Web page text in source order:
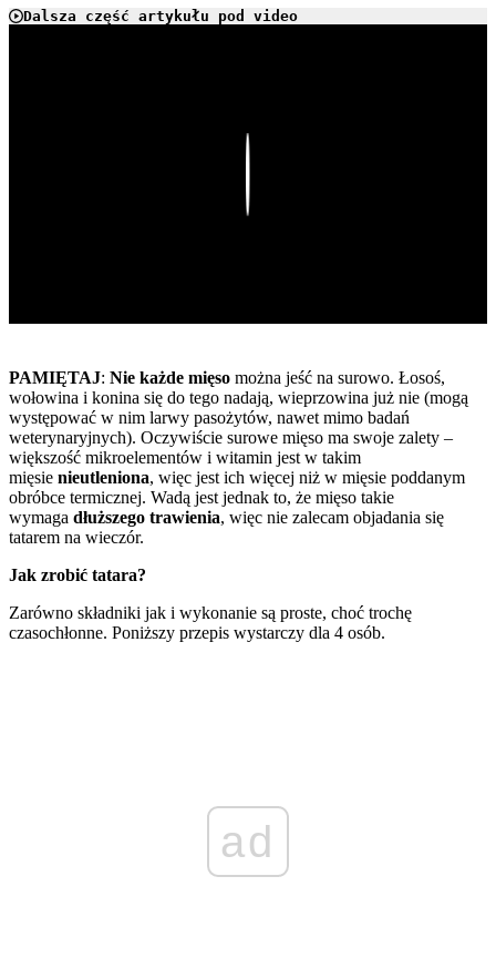
Dalsza część artykułu pod video
PAMIĘTAJ: Nie każde mięso można jeść na surowo. Łosoś,
wołowina i konina się do tego nadają, wieprzowina już nie (mogą
występować w nim larwy pasożytów, nawet mimo badań
weterynaryjnych). Oczywiście surowe mięso ma swoje zalety –
większość mikroelementów i witamin jest w takim
mięsie nieutleniona, więc jest ich więcej niż w mięsie poddanym
obróbce termicznej. Wadą jest jednak to, że mięso takie
wymaga dłuższego trawienia, więc nie zalecam objadania się
tatarem na wieczór.
Jak zrobić tatara?
Zarówno składniki jak i wykonanie są proste, choć trochę
czasochłonne. Poniższy przepis wystarczy dla 4 osób.
ad